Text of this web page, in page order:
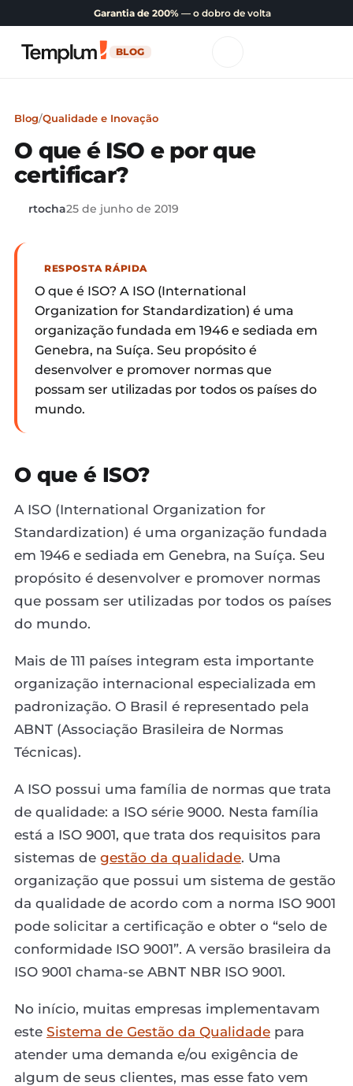
Garantia de 200% — o dobro de volta
BLOG
Blog/Qualidade e Inovação
O que é ISO e por que
certificar?
rtocha25 de junho de 2019
RESPOSTA RÁPIDA
O que é ISO? A ISO (International
Organization for Standardization) é uma
organização fundada em 1946 e sediada em
Genebra, na Suíça. Seu propósito é
desenvolver e promover normas que
possam ser utilizadas por todos os países do
mundo.
O que é ISO?
A ISO (International Organization for
Standardization) é uma organização fundada
em 1946 e sediada em Genebra, na Suíça. Seu
propósito é desenvolver e promover normas
que possam ser utilizadas por todos os países
do mundo.
Mais de 111 países integram esta importante
organização internacional especializada em
padronização. O Brasil é representado pela
ABNT (Associação Brasileira de Normas
Técnicas).
A ISO possui uma família de normas que trata
de qualidade: a ISO série 9000. Nesta família
está a ISO 9001, que trata dos requisitos para
sistemas de gestão da qualidade. Uma
organização que possui um sistema de gestão
da qualidade de acordo com a norma ISO 9001
pode solicitar a certificação e obter o “selo de
conformidade ISO 9001”. A versão brasileira da
ISO 9001 chama-se ABNT NBR ISO 9001.
No início, muitas empresas implementavam
este Sistema de Gestão da Qualidade para
atender uma demanda e/ou exigência de
algum de seus clientes, mas esse fato vem